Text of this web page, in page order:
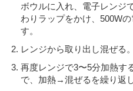
ボウルに入れ、電子レンジ
わりラップをかけ、500W
す。
レンジから取り出し混ぜる。
再度レンジで3〜5分加熱す
で、加熱→混ぜるを繰り返